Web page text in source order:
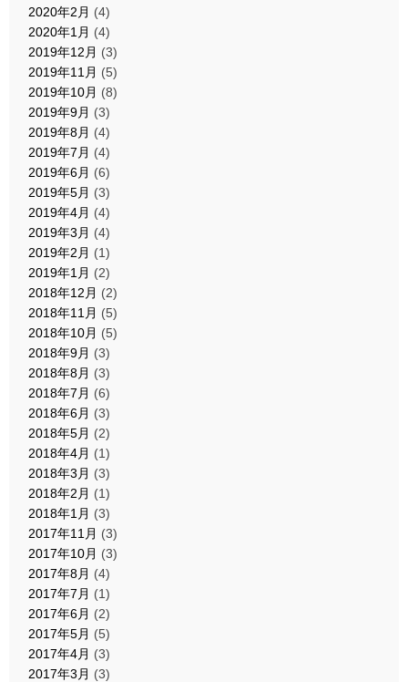
2020年2月 (4)
2020年1月 (4)
2019年12月 (3)
2019年11月 (5)
2019年10月 (8)
2019年9月 (3)
2019年8月 (4)
2019年7月 (4)
2019年6月 (6)
2019年5月 (3)
2019年4月 (4)
2019年3月 (4)
2019年2月 (1)
2019年1月 (2)
2018年12月 (2)
2018年11月 (5)
2018年10月 (5)
2018年9月 (3)
2018年8月 (3)
2018年7月 (6)
2018年6月 (3)
2018年5月 (2)
2018年4月 (1)
2018年3月 (3)
2018年2月 (1)
2018年1月 (3)
2017年11月 (3)
2017年10月 (3)
2017年8月 (4)
2017年7月 (1)
2017年6月 (2)
2017年5月 (5)
2017年4月 (3)
2017年3月 (3)